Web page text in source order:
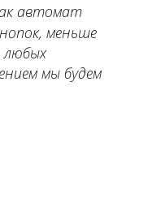
автомат
меньше
любых
мы будем